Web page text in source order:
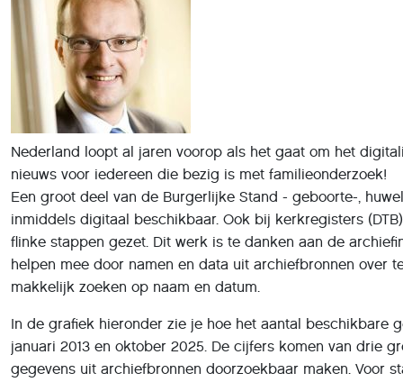
Nederland loopt al jaren voorop als het gaat om het
nieuws voor iedereen die bezig is met familieonderzoek!
Een groot deel van de Burgerlijke Stand - geboorte-,
inmiddels digitaal beschikbaar. Ook bij kerkregisters
flinke stappen gezet. Dit werk is te danken aan de
helpen mee door namen en data uit archiefbronnen over
makkelijk zoeken op naam en datum.
In de grafiek hieronder zie je hoe het aantal beschikbare
januari 2013 en oktober 2025. De cijfers komen van drie
gegevens uit archiefbronnen doorzoekbaar maken. Voor